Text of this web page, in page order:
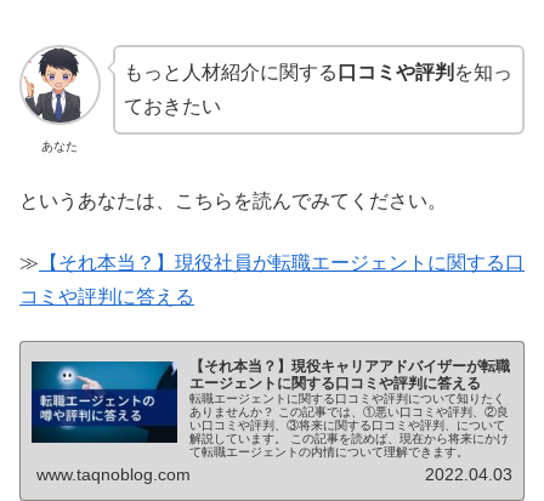
あなた
もっと人材紹介に関する 口コミや評判 を知っ
ておきたい
というあなたは、こちらを読んでみてください。
≫ 【それ本当？】現役社員が転職エージェントに関する口
コミや評判に答える
【それ本当？】現役キャリアアドバイザーが転職
エージェントに関する口コミや評判に答える
転職エージェントに関する口コミや評判について知りたく
ありませんか？ この記事では、①悪い口コミや評判、②良
い口コミや評判、③将来に関する口コミや評判、について
解説しています。 この記事を読めば、現在から将来にかけ
て転職エージェントの内情について理解できます。
www.taqnoblog.com 2022.04.03